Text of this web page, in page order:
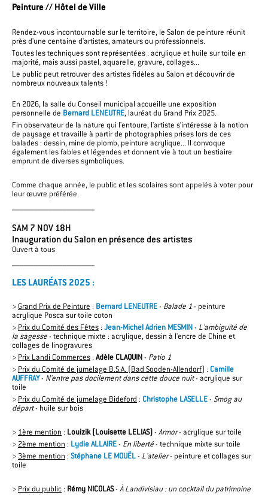
Peinture // Hôtel de Ville
Rendez-vous incontournable sur le territoire, le Salon de peinture réunit
près d'une centaine d'artistes, amateurs ou professionnels.
Toutes les techniques sont représentées : acrylique et huile sur toile en
majorité, mais aussi pastel, aquarelle, gravure, collages...
Le public peut retrouver des artistes fidèles au Salon et découvrir de
nombreux nouveaux talents !
En 2026, la salle du Conseil municipal accueille une exposition
personnelle de Bernard LENEUTRE, lauréat du Grand Prix 2025.
Fin observateur de la nature qui l'entoure, l'artiste s’intéresse à la notion
de paysage et travaille à partir de photographies prises lors de ces
balades : dessin, mine de plomb, peinture acrylique... Il convoque
également les fables et légendes et donnent vie à tout un bestiaire
emprunt de diverses symboliques.
Comme chaque année, le public et les scolaires sont appelés à voter pour
leur œuvre préférée.
SAM 7 NOV 18H
Inauguration du Salon en présence des artistes
Ouvert à tous
LES LAURÉATS 2025 :
> Grand Prix de Peinture : Bernard LENEUTRE - Balade 1 - peinture
acrylique Posca sur toile coton
> Prix du Comité des Fêtes : Jean-Michel Adrien MESMIN - L'ambiguïté de
la sagesse - technique mixte : acrylique, dessin à l'encre de Chine et
collages de linogravures
> Prix Landi Commerces : Adèle CLAQUIN - Patio 1
> Prix du Comité de jumelage B.S.A. (Bad Sooden-Allendorf) : Camille
AUFFRAY- N'entre pas docilement dans cette douce nuit- acrylique sur
toile
> Prix du Comité de jumelage Bideford : Christophe LASELLE - Smog au
départ- huile sur bois
> 1ère mention : Louizik (Louisette LELIAS) - Armor- acrylique sur toile
> 2ème mention : Lydie ALLAIRE - En liberté - technique mixte sur toile
> 3ème mention : Stéphane LE MOUËL - L'atelier- peinture et collages sur
toile
> Prix du public : Rémy NICOLAS- À Landivisiau : un cocktail du patrimoine